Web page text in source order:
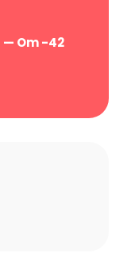
— Om -42